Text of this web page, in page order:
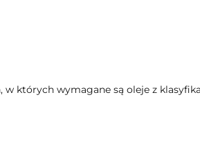
których wymagane są oleje z